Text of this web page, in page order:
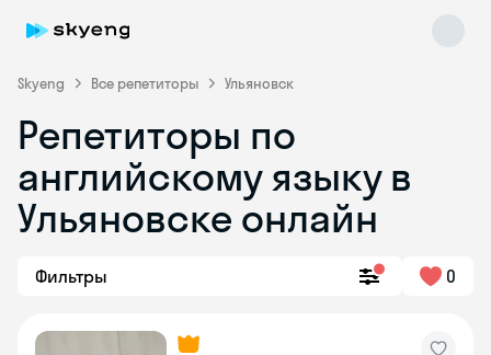
Skyeng Все репетиторы Ульяновск
Репетиторы по
английскому языку в
Ульяновске онлайн
Фильтры 0
Skyeng Chat